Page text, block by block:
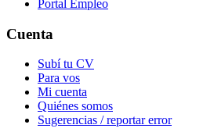
Portal Empleo
Cuenta
Subí tu CV
Para vos
Mi cuenta
Quiénes somos
Sugerencias / reportar error